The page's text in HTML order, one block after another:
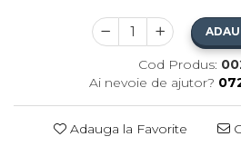
Cod Produs:
Ai nevoie de ajutor?
Adauga la Favorite